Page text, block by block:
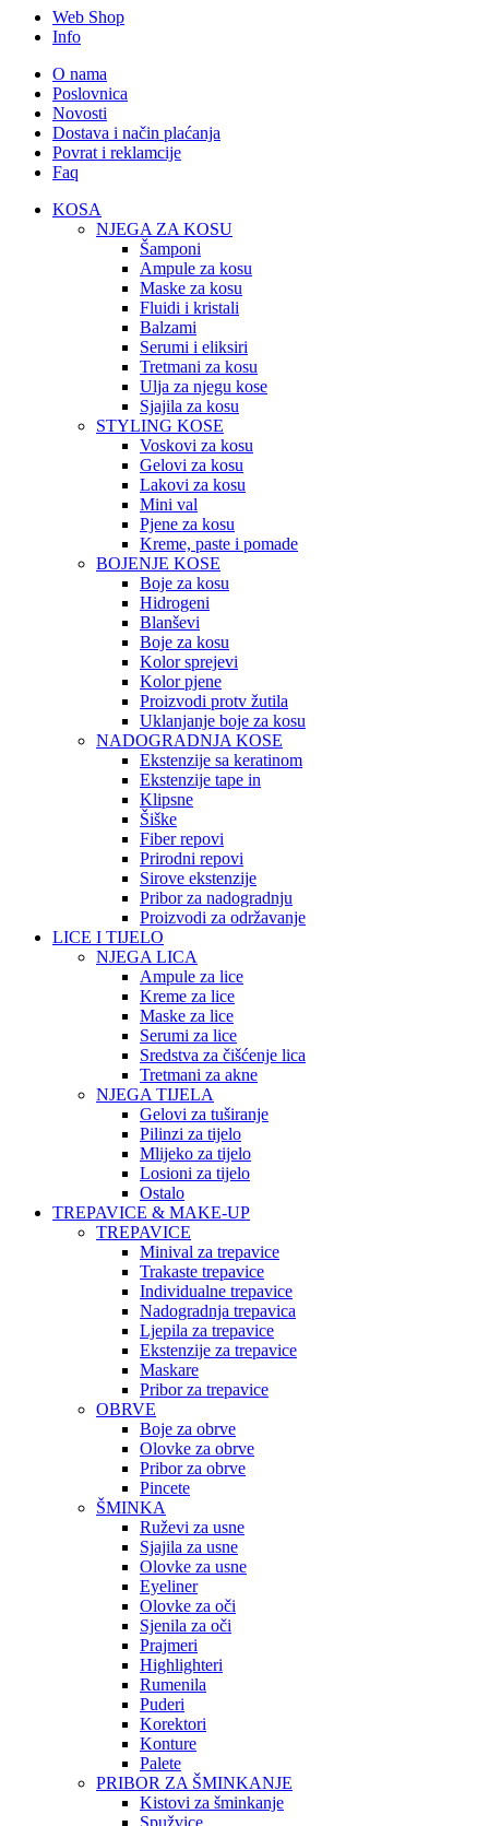
Web Shop
Info
O nama
Poslovnica
Novosti
Dostava i način plaćanja
Povrat i reklamcije
Faq
KOSA
NJEGA ZA KOSU
Šamponi
Ampule za kosu
Maske za kosu
Fluidi i kristali
Balzami
Serumi i eliksiri
Tretmani za kosu
Ulja za njegu kose
Sjajila za kosu
STYLING KOSE
Voskovi za kosu
Gelovi za kosu
Lakovi za kosu
Mini val
Pjene za kosu
Kreme, paste i pomade
BOJENJE KOSE
Boje za kosu
Hidrogeni
Blanševi
Boje za kosu
Kolor sprejevi
Kolor pjene
Proizvodi protv žutila
Uklanjanje boje za kosu
NADOGRADNJA KOSE
Ekstenzije sa keratinom
Ekstenzije tape in
Klipsne
Šiške
Fiber repovi
Prirodni repovi
Sirove ekstenzije
Pribor za nadogradnju
Proizvodi za održavanje
LICE I TIJELO
NJEGA LICA
Ampule za lice
Kreme za lice
Maske za lice
Serumi za lice
Sredstva za čišćenje lica
Tretmani za akne
NJEGA TIJELA
Gelovi za tuširanje
Pilinzi za tijelo
Mlijeko za tijelo
Losioni za tijelo
Ostalo
TREPAVICE & MAKE-UP
TREPAVICE
Minival za trepavice
Trakaste trepavice
Individualne trepavice
Nadogradnja trepavica
Ljepila za trepavice
Ekstenzije za trepavice
Maskare
Pribor za trepavice
OBRVE
Boje za obrve
Olovke za obrve
Pribor za obrve
Pincete
ŠMINKA
Ruževi za usne
Sjajila za usne
Olovke za usne
Eyeliner
Olovke za oči
Sjenila za oči
Prajmeri
Highlighteri
Rumenila
Puderi
Korektori
Konture
Palete
PRIBOR ZA ŠMINKANJE
Kistovi za šminkanje
Spužvice